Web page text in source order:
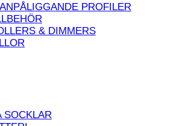
PROFILER
& DIMMERS
SOCKLAR